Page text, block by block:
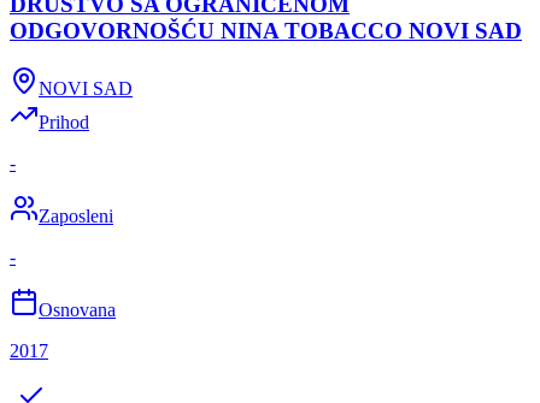
ODGOVORNOŠĆU NINA TOBACCO NOVI SAD
NOVI SAD
Prihod
-
Zaposleni
-
Osnovana
2017